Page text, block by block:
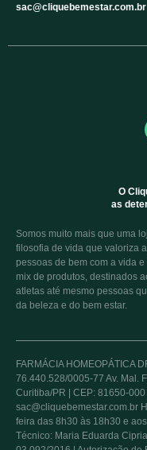
sac@cliquebemestar.com.br
O
as
Somos muito mais que uma
filosofia de vida que valoriza
pessoas de bem com a vida
mix de produtos, destinados
atletas até mesmo pessoas
da beleza e do bem estar.
FARMÁCIA HOMEOPÁTICA
76.440.528/0005-77 Av. Mal.
Curitiba/PR | CEP: 81650-
sac@cliquebemestar.com.br
feira das 8h30 às 18h30 e
Técnico: Maria Eduarda